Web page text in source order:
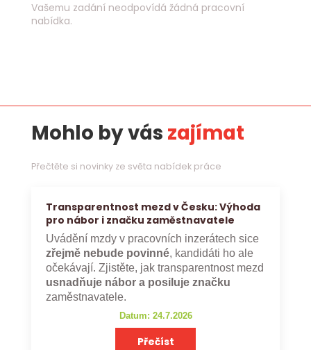
Vašemu zadání neodpovídá žádná pracovní
nabídka.
Mohlo by vás zajímat
Přečtěte si novinky ze světa nabídek práce
Transparentnost mezd v Česku: Výhoda
pro nábor i značku zaměstnavatele
Uvádění mzdy v pracovních inzerátech sice
zřejmě nebude povinné, kandidáti ho ale
očekávají. Zjistěte, jak transparentnost mezd
usnadňuje nábor a posiluje značku
zaměstnavatele.
Datum: 24.7.2026
Přečíst